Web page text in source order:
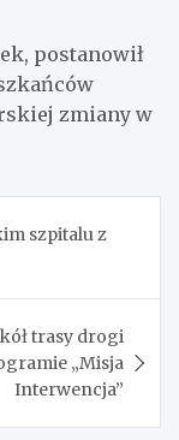
postanowił
zmiany w
szpitalu z
trasy drogi
„Misja
Interwencja”